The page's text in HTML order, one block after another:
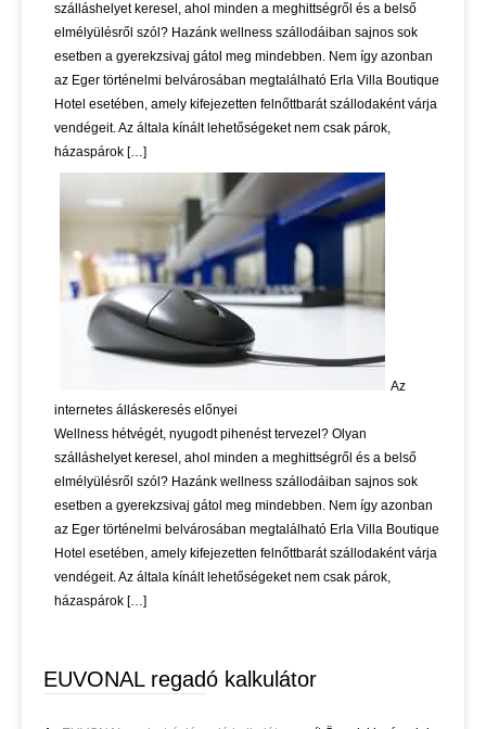
szálláshelyet keresel, ahol minden a meghittségről és a belső
elmélyülésről szól? Hazánk wellness szállodáiban sajnos sok
esetben a gyerekzsivaj gátol meg mindebben. Nem így azonban
az Eger történelmi belvárosában megtalálható Erla Villa Boutique
Hotel esetében, amely kifejezetten felnőttbarát szállodaként várja
vendégeit. Az általa kínált lehetőségeket nem csak párok,
házaspárok […]
Az
internetes álláskeresés előnyei
Wellness hétvégét, nyugodt pihenést tervezel? Olyan
szálláshelyet keresel, ahol minden a meghittségről és a belső
elmélyülésről szól? Hazánk wellness szállodáiban sajnos sok
esetben a gyerekzsivaj gátol meg mindebben. Nem így azonban
az Eger történelmi belvárosában megtalálható Erla Villa Boutique
Hotel esetében, amely kifejezetten felnőttbarát szállodaként várja
vendégeit. Az általa kínált lehetőségeket nem csak párok,
házaspárok […]
EUVONAL regadó kalkulátor